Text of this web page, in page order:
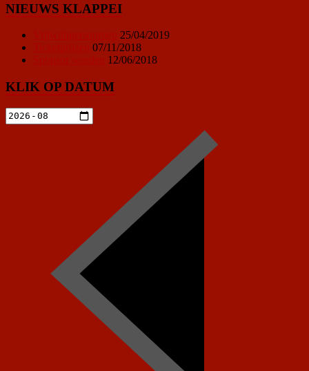
NIEUWS KLAPPEI
25/04/2019
07/11/2018
12/06/2018
KLIK OP DATUM